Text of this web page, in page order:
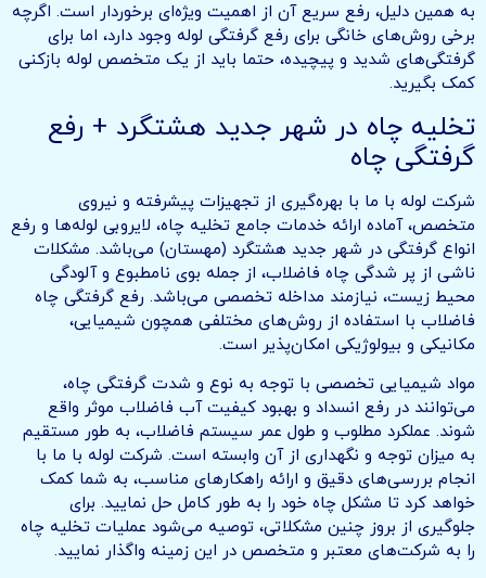
به همین دلیل، رفع سریع آن از اهمیت ویژه‌ای برخوردار است. اگرچه
برخی روش‌های خانگی برای رفع گرفتگی لوله وجود دارد، اما برای
گرفتگی‌های شدید و پیچیده، حتما باید از یک متخصص لوله بازکنی
کمک بگیرید.
تخلیه چاه در شهر جدید هشتگرد + رفع
گرفتگی چاه
شرکت لوله با ما با بهره‌گیری از تجهیزات پیشرفته و نیروی
متخصص، آماده ارائه خدمات جامع تخلیه چاه، لایروبی لوله‌ها و رفع
انواع گرفتگی در شهر جدید هشتگرد (مهستان) می‌باشد. مشکلات
ناشی از پر شدگی چاه فاضلاب، از جمله بوی نامطبوع و آلودگی
محیط زیست، نیازمند مداخله تخصصی می‌باشد. رفع گرفتگی چاه
فاضلاب با استفاده از روش‌های مختلفی همچون شیمیایی،
مکانیکی و بیولوژیکی امکان‌پذیر است.
مواد شیمیایی تخصصی با توجه به نوع و شدت گرفتگی چاه،
می‌توانند در رفع انسداد و بهبود کیفیت آب فاضلاب موثر واقع
شوند. عملکرد مطلوب و طول عمر سیستم فاضلاب، به طور مستقیم
به میزان توجه و نگهداری از آن وابسته است. شرکت لوله با ما با
انجام بررسی‌های دقیق و ارائه راهکارهای مناسب، به شما کمک
خواهد کرد تا مشکل چاه خود را به طور کامل حل نمایید. برای
جلوگیری از بروز چنین مشکلاتی، توصیه می‌شود عملیات تخلیه چاه
را به شرکت‌های معتبر و متخصص در این زمینه واگذار نمایید.